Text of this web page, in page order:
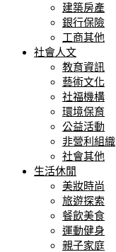
建築房產
銀行保險
工商其他
社會人文
教育資訊
藝術文化
社福機構
環境保育
公益活動
非營利組織
社會其他
生活休閒
美妝時尚
旅遊探索
餐飲美食
運動健身
親子家庭